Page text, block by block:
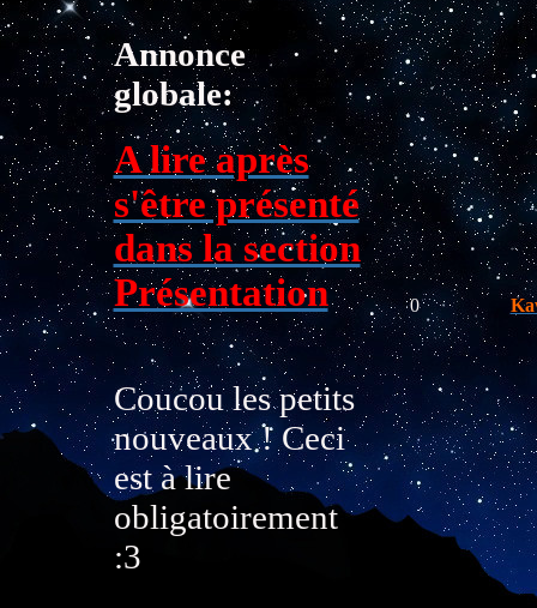
Annonce
globale:
A lire après
s'être présenté
dans la section
Présentation
Coucou les petits
nouveaux ! Ceci
est à lire
obligatoirement
:3
0